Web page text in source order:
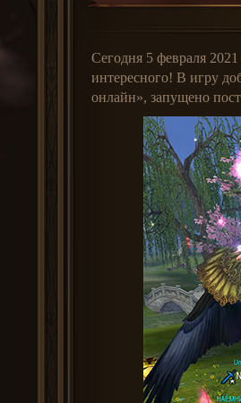
Сегодня 5 февраля
интересного! В игру
онлайн», запущено